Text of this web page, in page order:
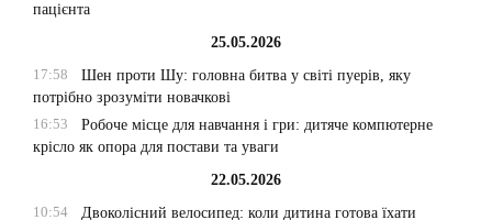
пацієнта
25.05.2026
17:58
Шен проти Шу: головна битва у світі пуерів, яку
потрібно зрозуміти новачкові
16:53
Робоче місце для навчання і гри: дитяче компютерне
крісло як опора для постави та уваги
22.05.2026
10:54
Двоколісний велосипед: коли дитина готова їхати